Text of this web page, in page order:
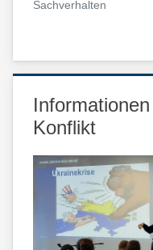
Sachverhalten
Konflikt